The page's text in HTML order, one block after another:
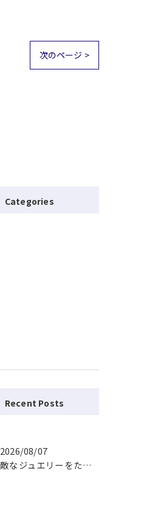
次のページ >
Categories
Recent Posts
2026/08/07
素敵なジュエリーをたくさんお買取りさせていただきました✨